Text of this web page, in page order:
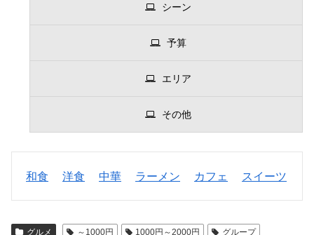
シーン
予算
エリア
その他
和食 洋食 中華 ラーメン カフェ スイーツ
グルメ ～1000円 1000円～2000円
グループ